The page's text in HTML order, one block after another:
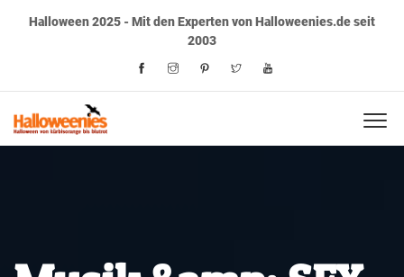
Halloween 2025 - Mit den Experten von Halloweenies.de seit
2003